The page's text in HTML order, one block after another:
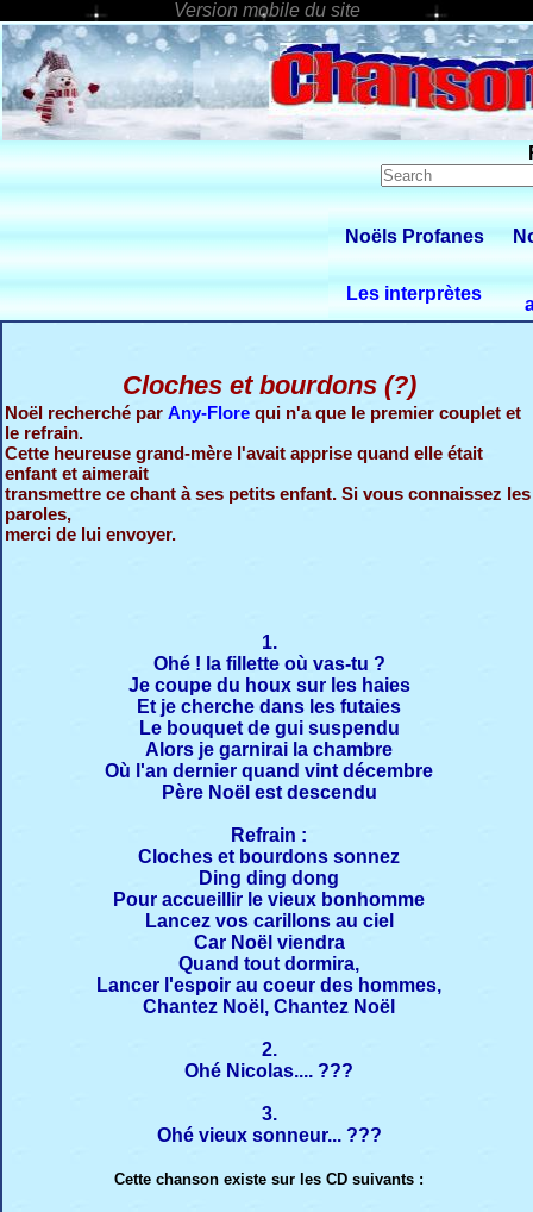
Noëls Profanes
Les interprètes
Cloches et bourdons (?)
Noël recherché par Any-Flore qui n'a que le premier couplet et
le refrain.
Cette heureuse grand-mère l'avait apprise quand elle était
enfant et aimerait
transmettre ce chant à ses petits enfant. Si vous connaissez les
paroles,
merci de lui envoyer.
1.
Ohé ! la fillette où vas-tu ?
Je coupe du houx sur les haies
Et je cherche dans les futaies
Le bouquet de gui suspendu
Alors je garnirai la chambre
Où l'an dernier quand vint décembre
Père Noël est descendu
Refrain :
Cloches et bourdons sonnez
Ding ding dong
Pour accueillir le vieux bonhomme
Lancez vos carillons au ciel
Car Noël viendra
Quand tout dormira,
Lancer l'espoir au coeur des hommes,
Chantez Noël, Chantez Noël
2.
Ohé Nicolas.... ???
3.
Ohé vieux sonneur... ???
Cette chanson existe sur les CD suivants :